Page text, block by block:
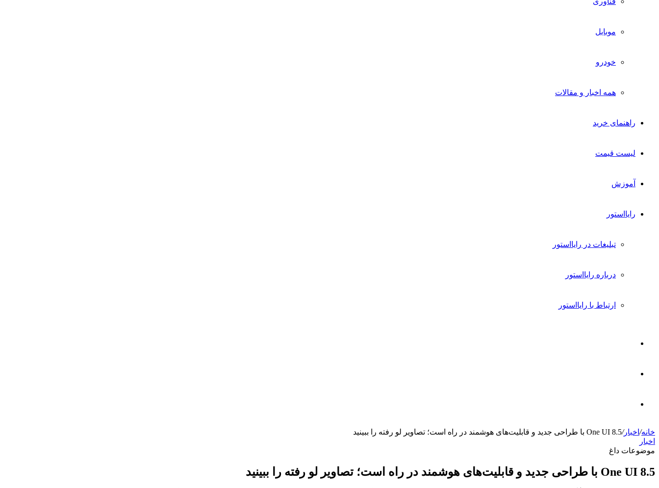
موبایل
خودرو
همه اخبار و مقالات
راهنمای خرید
لیست قیمت
آموزش
رایااستور
تبلیغات در رایااستور
درباره رایااستور
ارتباط با رایااستور
برای خانه/ اخبار/One UI 8.5 با طراحی جدید و قابلیت‌های هوشمند در راه است؛ تصاویر لو رفته را ببینید
اخبار
موضوعات داغ
One UI 8.5 با طراحی جدید و قابلیت‌های هوشمند در راه است؛ تصاویر لو رفته را ببینید